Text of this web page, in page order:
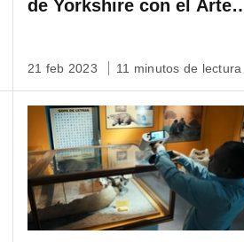
de Yorkshire con el Artec
21 feb 2023 11 minutos de lectura